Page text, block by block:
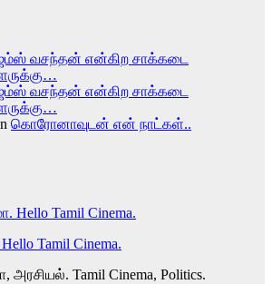
வசந்தன் என்கிற சாக்கடை
வசந்தன் என்கிற சாக்கடை
கொரோனாவுடன் என் நாட்கள்..
Tamil Cinema.
Tamil Cinema, Politics.